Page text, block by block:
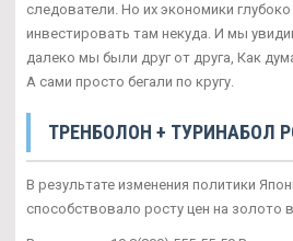
следователи. Но их экономики
инвестировать там некуда. И мы
далеко мы были друг от друга, Как
А сами просто бегали по кругу.
ТРЕНБОЛОН + ТУРИНАБОЛ
В результате изменения политики
способствовало росту цен на золото